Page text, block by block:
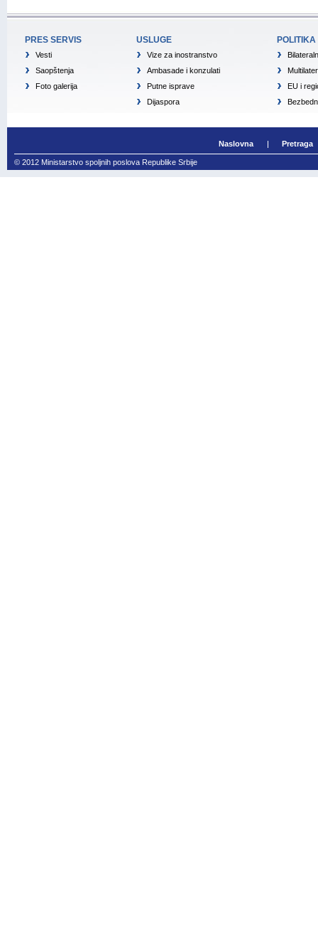
PRES SERVIS
Vesti
Saopštenja
Foto galerija
USLUGE
Vize za inostranstvo
Ambasade i konzulati
Putne isprave
Dijaspora
POLITIKA
EU i
Naslovna Pretraga
© 2012 Ministarstvo spoljnih poslova Republike Srbije